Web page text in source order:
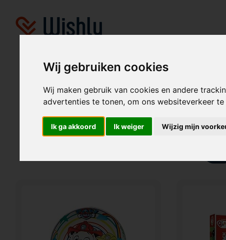
Wij gebruiken cookies
Wij maken gebruik van cookies en andere
advertenties te tonen, om ons websiteverkeer
Ik ga akkoord Ik weiger Wijzig mijn